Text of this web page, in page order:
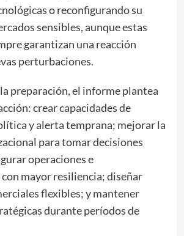
o reconfigurando su
sensibles, aunque estas
garantizan una reacción
perturbaciones.
preparación, el informe plantea
crear capacidades de
y alerta temprana; mejorar la
para tomar decisiones
operaciones e
mayor resiliencia; diseñar
flexibles; y mantener
durante períodos de